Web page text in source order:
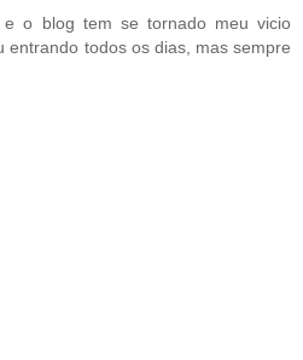
o blog tem se tornado meu vicio
entrando todos os dias, mas sempre